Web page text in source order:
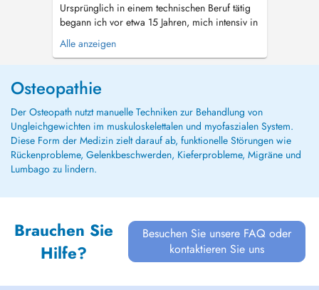
Ursprünglich in einem technischen Beruf tätig
begann ich vor etwa 15 Jahren, mich intensiv in
naturheilkundliche Verfahren einzuarbeiten und
zum Heilpraktiker ausbilden zu lassen. Nach
Erteilung der gesetzlichen Erlaubnis im Januar
2007 in Köln gründete ich ans...
Alle anzeigen
Osteopathie
Der Osteopath nutzt manuelle Techniken zur Behandlung von
Ungleichgewichten im muskuloskelettalen und myofaszialen System.
Diese Form der Medizin zielt darauf ab, funktionelle Störungen wie
Rückenprobleme, Gelenkbeschwerden, Kieferprobleme, Migräne und
Lumbago zu lindern.
Brauchen Sie
Hilfe?
Besuchen Sie unsere FAQ oder
kontaktieren Sie uns